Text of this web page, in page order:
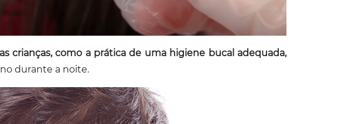
crianças, como a prática de uma higiene bucal adequada,
durante a noite.